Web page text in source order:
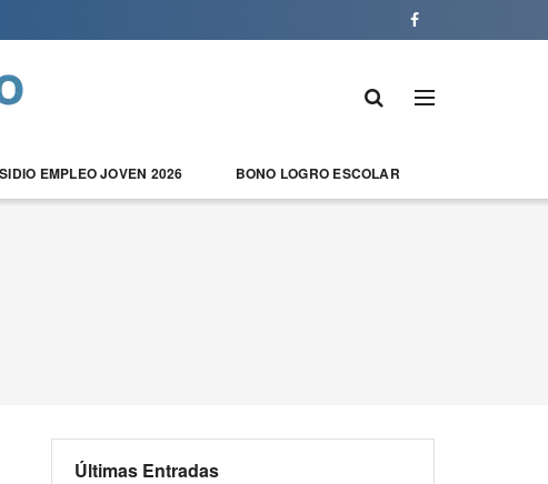
EMPLEO JOVEN 2026 BONO LOGRO ESCOLAR
Últimas Entradas